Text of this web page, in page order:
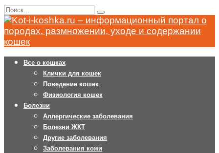
Перейти
к
содержанию
Search
for:
Все о кошках
Клички для кошек
Поведение кошек
Физиология кошек
Болезни
Аллергические заболевания
Болезни ЖКТ
Другие заболевания
Заболевания кожи